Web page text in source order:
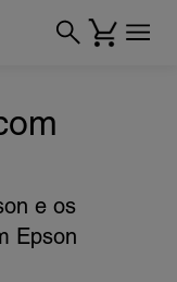
e os
Epson